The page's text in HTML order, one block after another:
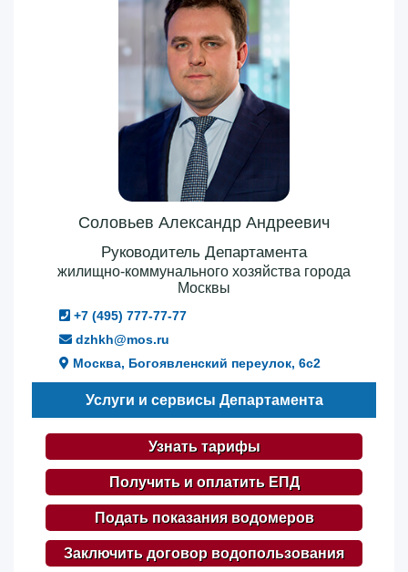
Соловьев Александр Андреевич
Руководитель Департамента
жилищно-коммунального хозяйства города
Москвы
+7 (495) 777-77-77
dzhkh@mos.ru
Москва, Богоявленский переулок, 6с2
Услуги и сервисы Департамента
Узнать тарифы
Получить и оплатить ЕПД
Подать показания водомеров
Заключить договор водопользования